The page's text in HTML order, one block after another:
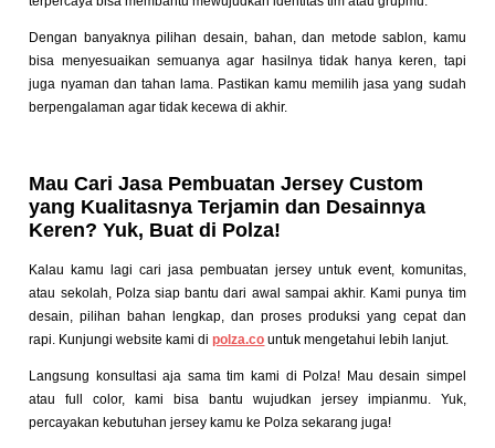
Dengan banyaknya pilihan desain, bahan, dan metode sablon, kamu
bisa menyesuaikan semuanya agar hasilnya tidak hanya keren, tapi
juga nyaman dan tahan lama. Pastikan kamu memilih jasa yang sudah
berpengalaman agar tidak kecewa di akhir.
Mau Cari Jasa Pembuatan Jersey Custom
yang Kualitasnya Terjamin dan Desainnya
Keren? Yuk, Buat di Polza!
Kalau kamu lagi cari jasa pembuatan jersey untuk event, komunitas,
atau sekolah, Polza siap bantu dari awal sampai akhir. Kami punya tim
desain, pilihan bahan lengkap, dan proses produksi yang cepat dan
rapi. Kunjungi website kami dipolza.co untuk mengetahui lebih lanjut.
Langsung konsultasi aja sama tim kami di Polza! Mau desain simpel
atau full color, kami bisa bantu wujudkan jersey impianmu. Yuk,
percayakan kebutuhan jersey kamu ke Polza sekarang juga!